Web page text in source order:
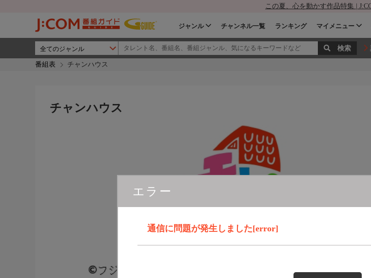
この夏、心を動かす作品特集 |
ジャンル チャンネル一覧 ランキング マイメニュー
番組表 チャンハウス
エラー
通信に問題が発生しました[error]
チャンハウス